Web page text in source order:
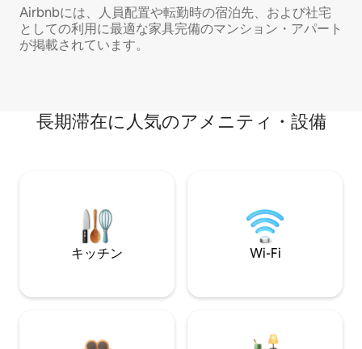
Airbnbには、人員配置や転勤時の宿泊先、および社宅
としての利用に最適な家具完備のマンション・アパート
が掲載されています。
長期滞在に人気のアメニティ・設備
キッチン Wi-Fi